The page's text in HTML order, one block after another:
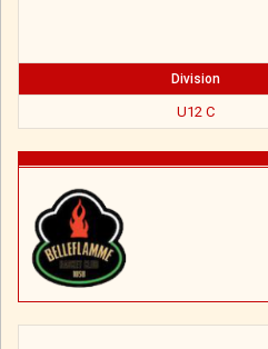
Division
U12 C